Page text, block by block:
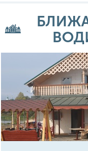
отменная. Наверняка,
отдыхающие не раз
берегу озера дачные
Здесь можно без труда
который станет личной
отдыха" для хозяина и
И эти дачи на озере
каждым годом
новыми строениями.